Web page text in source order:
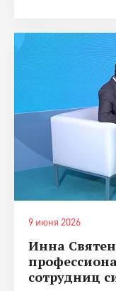
9 июня 2026
Инна
сотрудниц